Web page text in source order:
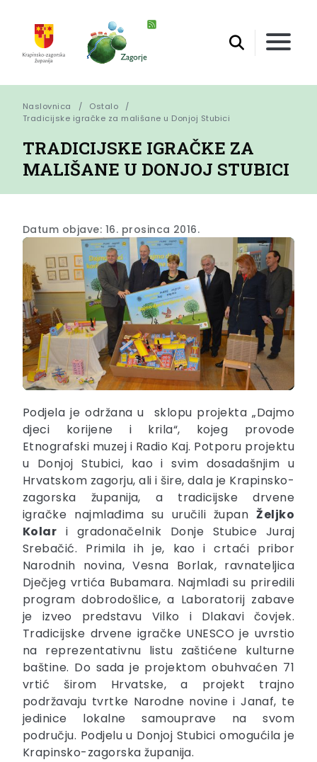
Naslovnica
Ostalo
Tradicijske igračke za mališane u Donjoj Stubici
TRADICIJSKE IGRAČKE ZA
MALIŠANE U DONJOJ STUBICI
Datum objave: 16. prosinca 2016.
Podjela je održana u sklopu projekta „Dajmo
djeci korijene i krila“, kojeg provode
Etnografski muzej i Radio Kaj. Potporu projektu
u Donjoj Stubici, kao i svim dosadašnjim u
Hrvatskom zagorju, ali i šire, dala je Krapinsko-
zagorska županija, a tradicijske drvene
igračke najmlađima su uručili županŽeljko
Kolar i gradonačelnik Donje Stubice Juraj
Srebačić. Primila ih je, kao i crtaći pribor
Narodnih novina, Vesna Borlak, ravnateljica
Dječjeg vrtića Bubamara. Najmlađi su priredili
program dobrodošlice, a Laboratorij zabave
je izveo predstavu Vilko i Dlakavi čovjek.
Tradicijske drvene igračke UNESCO je uvrstio
na reprezentativnu listu zaštićene kulturne
baštine. Do sada je projektom obuhvaćen 71
vrtić širom Hrvatske, a projekt trajno
podržavaju tvrtke Narodne novine i Janaf, te
jedinice lokalne samouprave na svom
području. Podjelu u Donjoj Stubici omogućila je
Krapinsko-zagorska županija.